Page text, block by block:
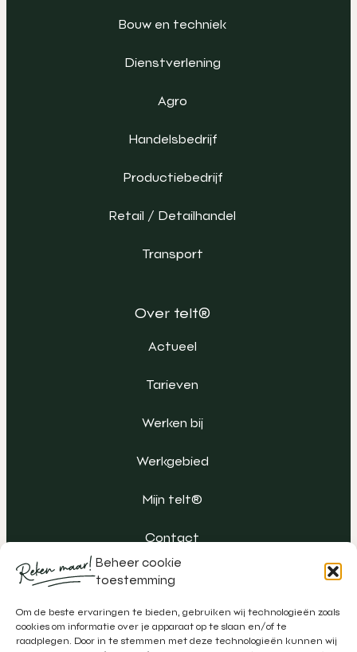
Beheer cookie
toestemming
Om de beste ervaringen te bieden, gebruiken wij technologieën zoals
cookies om informatie over je apparaat op te slaan en/of te
raadplegen. Door in te stemmen met deze technologieën kunnen wij
Bouw en techniek
Dienstverlening
Agro
Handelsbedrijf
Productiebedrijf
Retail / Detailhandel
Transport
Over telt®
Actueel
Tarieven
Werken bij
Werkgebied
Mijn telt®
Contact